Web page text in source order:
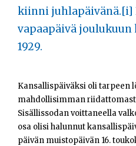
kiinni juhlapäivänä.[i]
vapaapäivä joulukuun
1929.
Kansallispäiväksi oli tarpeen
mahdollisimman
Sisällissodan voittaneella
osa olisi halunnut
päivän muistopäivän 16.